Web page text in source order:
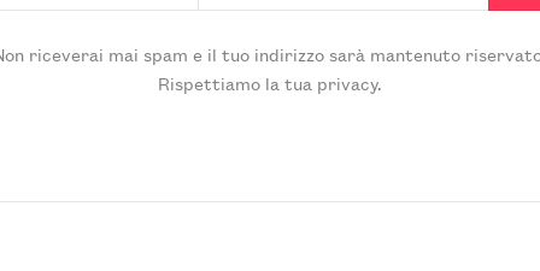
riceverai mai spam e il tuo indirizzo sarà mantenuto
Rispettiamo la tua privacy.